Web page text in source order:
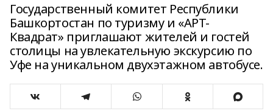
Государственный комитет Республики
Башкортостан по туризму и «АРТ-
Квадрат» приглашают жителей и гостей
столицы на увлекательную экскурсию по
Уфе на уникальном двухэтажном автобусе.